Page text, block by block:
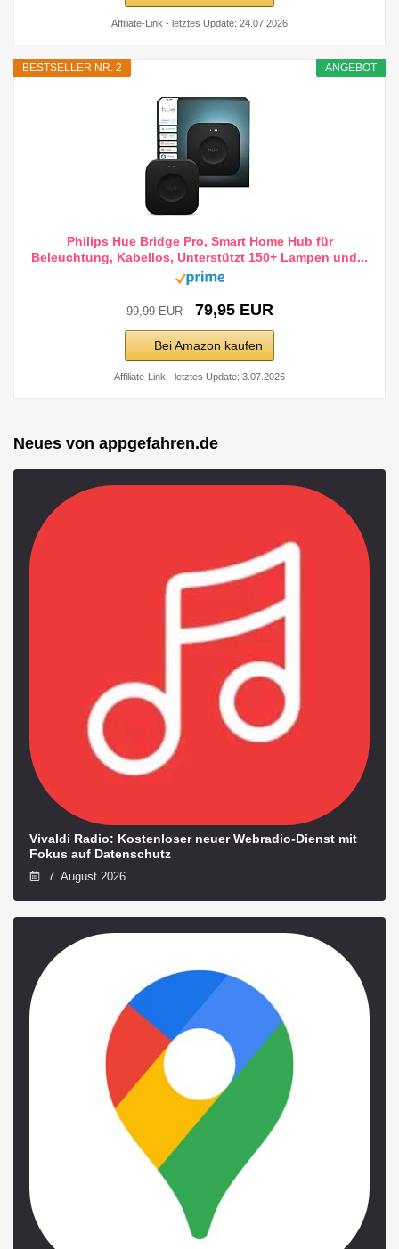
Affiliate-Link - letztes Update: 24.07.2026
ANGEBOT
BESTSELLER NR. 2
Philips Hue Bridge Pro, Smart Home Hub für
Beleuchtung, Kabellos, Unterstützt 150+ Lampen und...
99,99 EUR 79,95 EUR
Bei Amazon kaufen
Affiliate-Link - letztes Update: 3.07.2026
Neues von appgefahren.de
Vivaldi Radio: Kostenloser neuer Webradio-Dienst mit
Fokus auf Datenschutz
7. August 2026